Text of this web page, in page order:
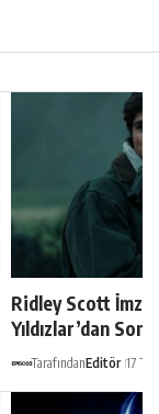
Ridley Scott
Yıldızlar’dan Son
TarafındanEditör 17